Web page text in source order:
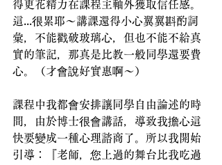
得更花精力在課程主軸外獲取信任感。
這...很累耶～講課還得小心翼翼斟酌詞
彙，不能戳破玻璃心，但也不能不給真
實的筆記，那真是比教一般同學還要費
心。（才會說好實惠啊～）
課程中我都會安排讓同學自由論述的時
間，由於博士很會講話，導致我擔心這
快要變成一種心理諮商了。所以我開始
引導：『老師，您上過的舞台比我吃過